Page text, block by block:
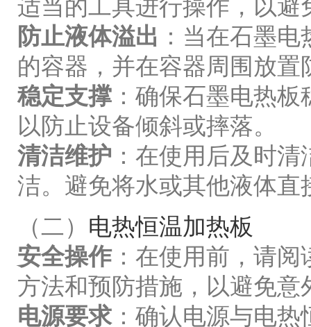
适当的工具进行操作，以避
防止液体溢出 ：当在石墨
的容器，并在容器周围放
稳定支撑 ：确保石墨电热
以防止设备倾斜或摔落。
清洁维护 ：在使用后及时
洁。避免将水或其他液体
（二） 电热恒温加热板
安全操作：在使用前，请阅
方法和预防措施，以避免意
电源要求：确认电源与电热